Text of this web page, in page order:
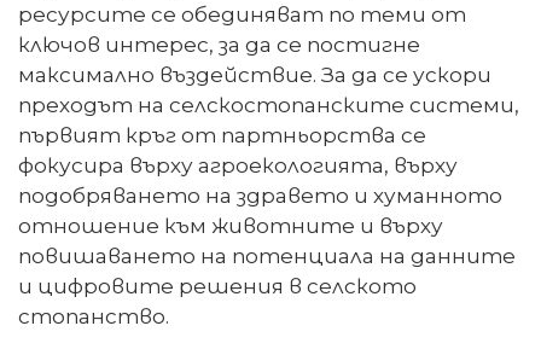
ресурсите се обединяват по теми от
ключов интерес, за да се постигне
максимално въздействие. За да се ускори
преходът на селскостопанските системи,
първият кръг от партньорства се
фокусира върху агроекологията, върху
подобряването на здравето и хуманното
отношение към животните и върху
повишаването на потенциала на данните
и цифровите решения в селското
стопанство.